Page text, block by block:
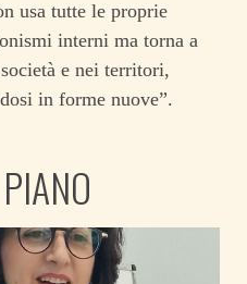
usa tutte le proprie
interni ma torna a
e nei territori,
in forme nuove”.